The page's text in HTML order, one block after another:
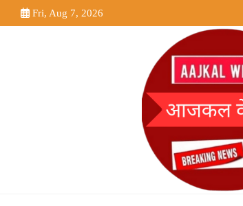
to
Fri, Aug 7, 2026